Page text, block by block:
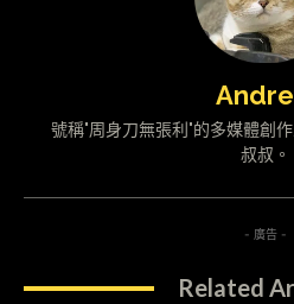
號稱"周身刀無張利"的多媒體創
叔叔。
- 廣告 -
Related